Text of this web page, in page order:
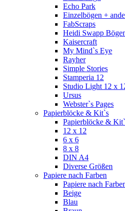
Echo Park
Einzelbögen +
FabScraps
Heidi Swapp
Kaisercraft
My Mind`s Eye
Rayher
Simple Stories
Stamperia 12
Studio Light 12 x
Ursus
Webster`s Pages
Papierblöcke & Kit`s
Papierblöcke &
12 x 12
6 x 6
8 x 8
DIN A4
Diverse Größen
Papiere nach Farben
Papiere nach
Beige
Blau